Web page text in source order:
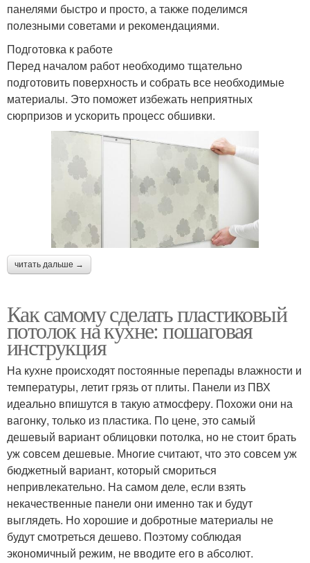
панелями быстро и просто, а также поделимся
полезными советами и рекомендациями.
Подготовка к работе
Перед началом работ необходимо тщательно
подготовить поверхность и собрать все необходимые
материалы. Это поможет избежать неприятных
сюрпризов и ускорить процесс обшивки.
читать дальше →
Как самому сделать пластиковый
потолок на кухне: пошаговая
инструкция
На кухне происходят постоянные перепады влажности и
температуры, летит грязь от плиты. Панели из ПВХ
идеально впишутся в такую атмосферу. Похожи они на
вагонку, только из пластика. По цене, это самый
дешевый вариант облицовки потолка, но не стоит брать
уж совсем дешевые. Многие считают, что это совсем уж
бюджетный вариант, который смориться
непривлекательно. На самом деле, если взять
некачественные панели они именно так и будут
выглядеть. Но хорошие и добротные материалы не
будут смотреться дешево. Поэтому соблюдая
экономичный режим, не вводите его в абсолют.